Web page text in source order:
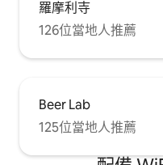
羅摩利寺
126位當地人推薦
Beer Lab
125位當地人推薦